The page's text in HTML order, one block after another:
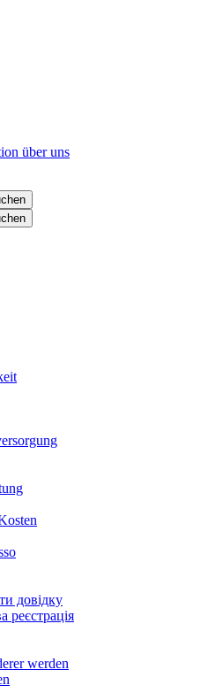
über uns
довідку
реєстрація
werden